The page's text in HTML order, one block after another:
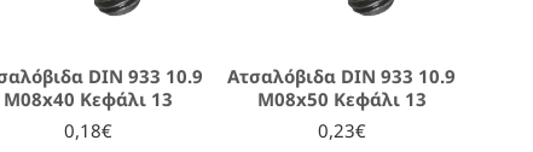
DIN 933 10.9
M08x40 Κεφάλι 13
0,18€
Ατσαλόβιδα DIN 933 10.9
M08x50 Κεφάλι 13
0,23€